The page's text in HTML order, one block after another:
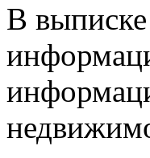
В выписке